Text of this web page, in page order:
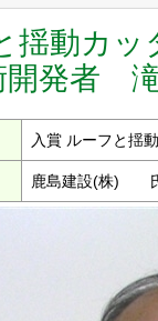
揺動カ
発者
入賞 ルーフと揺
鹿島建設(株)